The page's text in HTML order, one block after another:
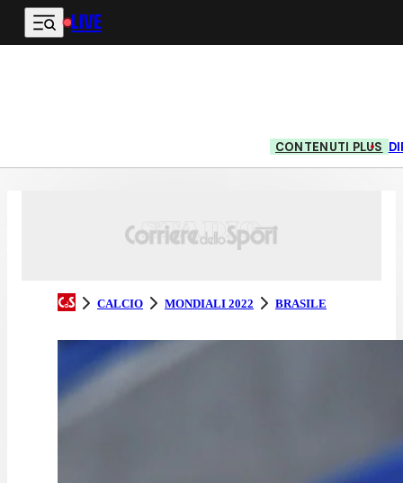
Vai al contenuto principale
LIVE
CONTENUTI PLUS
CALCIO MONDIALI 2022 BRASILE